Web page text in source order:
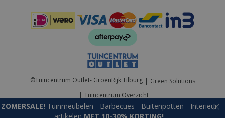
ZOMERSALE! Tuinmeubelen - Barbecues - Buitenpotten - Interieur
©Tuincentrum Outlet- GroenRijk Tilburg
Green Solutions
Tuincentrum Overzicht